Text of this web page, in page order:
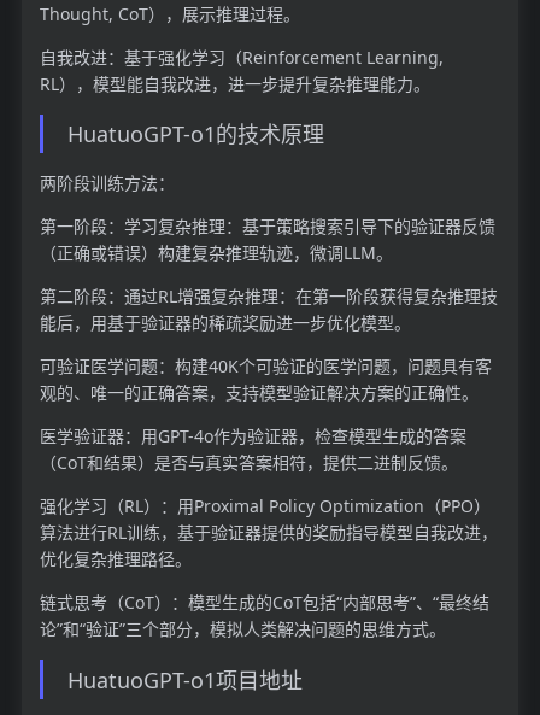
Thought, CoT），展示推理过程。
自我改进：基于强化学习（Reinforcement Learning,
RL），模型能自我改进，进一步提升复杂推理能力。
HuatuoGPT-o1的技术原理
两阶段训练方法：
第一阶段：学习复杂推理：基于策略搜索引导下的验证器反馈
（正确或错误）构建复杂推理轨迹，微调LLM。
第二阶段：通过RL增强复杂推理：在第一阶段获得复杂推理技
能后，用基于验证器的稀疏奖励进一步优化模型。
可验证医学问题：构建40K个可验证的医学问题，问题具有客
观的、唯一的正确答案，支持模型验证解决方案的正确性。
医学验证器：用GPT-4o作为验证器，检查模型生成的答案
（CoT和结果）是否与真实答案相符，提供二进制反馈。
强化学习（RL）：用Proximal Policy Optimization（PPO）
算法进行RL训练，基于验证器提供的奖励指导模型自我改进，
优化复杂推理路径。
链式思考（CoT）：模型生成的CoT包括“内部思考”、“最终结
论”和“验证”三个部分，模拟人类解决问题的思维方式。
HuatuoGPT-o1项目地址